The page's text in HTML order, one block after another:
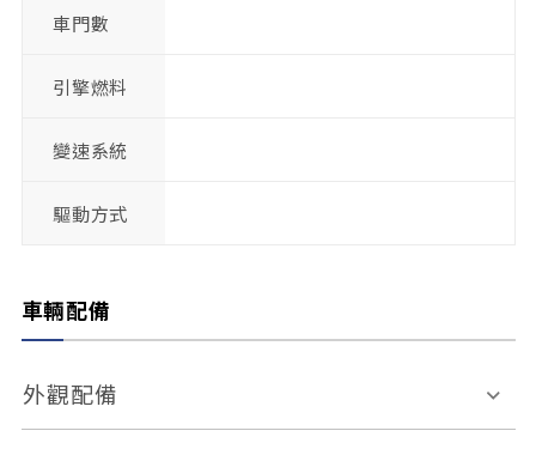
車門數
引擎燃料
變速系統
驅動方式
車輛配備
外觀配備